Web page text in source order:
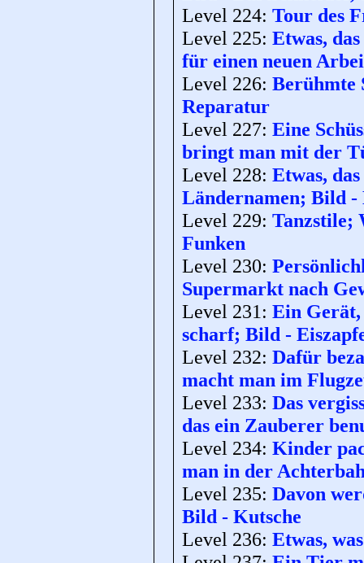
Level 224: Tour des
Level 225: Etwas,
für einen neuen
Level 226: Berühmte
Reparatur
Level 227: Eine
bringt man mit der
Level 228: Etwas,
Ländernamen; Bild -
Level 229: Tanzstile;
Funken
Level 230:
Supermarkt nach
Level 231: Ein Gerät,
scharf; Bild -
Level 232: Dafür
macht man im
Level 233: Das
das ein Zauberer
Level 234: Kinder
man in der
Level 235: Davon
Bild - Kutsche
Level 236: Etwas,